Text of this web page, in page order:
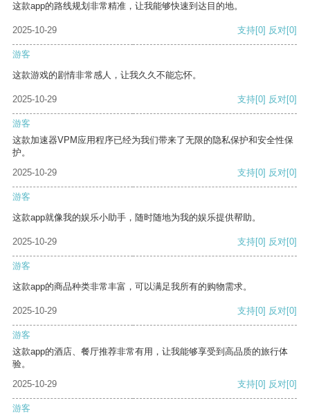
这款app的路线规划非常精准，让我能够快速到达目的地。
2025-10-29 支持[0] 反对[0]
游客
这款游戏的剧情非常感人，让我久久不能忘怀。
2025-10-29 支持[0] 反对[0]
游客
这款加速器VPM应用程序已经为我们带来了无限的隐私保护和安全性保
护。
2025-10-29
支持[0] 反对[0]
游客
这款app就像我的娱乐小助手，随时随地为我的娱乐提供帮助。
2025-10-29 支持[0] 反对[0]
游客
这款app的商品种类非常丰富，可以满足我所有的购物需求。
2025-10-29 支持[0] 反对[0]
游客
这款app的酒店、餐厅推荐非常有用，让我能够享受到高品质的旅行体
验。
2025-10-29
支持[0] 反对[0]
游客